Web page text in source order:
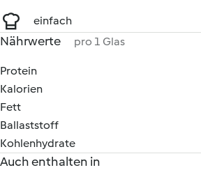
einfach
Nährwerte pro 1 Glas
Protein
Kalorien
Fett
Ballaststoff
Kohlenhydrate
Auch enthalten in